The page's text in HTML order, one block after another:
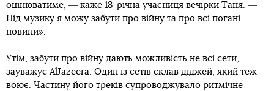
оцінюватиме, ― каже 18-річна учасниця вечірки Таня. ―
Під музику я можу забути про війну та про всі погані
новини».
Утім, забути про війну дають можливість не всі сети,
зауважує AlJazeera. Один із сетів склав діджей, який теж
воює. Частину його треків супроводжувало ритмічне